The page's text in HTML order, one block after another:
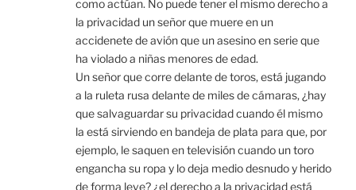
como actúan. No puede tener el mismo derecho a
la privacidad un señor que muere en un
accidenete de avión que un asesino en serie que
ha violado a niñas menores de edad.
Un señor que corre delante de toros, está jugando
a la ruleta rusa delante de miles de cámaras, ¿hay
que salvaguardar su privacidad cuando él mismo
la está sirviendo en bandeja de plata para que, por
ejemplo, le saquen en televisión cuando un toro
engancha su ropa y lo deja medio desnudo y herido
de forma leve? ¿el derecho a la privacidad está